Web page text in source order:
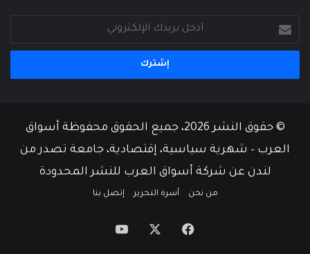
بريدك
الإلكتروني
© حقوق النشر 2026، جميع الحقوق محفوظة أسواق
العرب – شهرية سياسية، إقتصادية، جامعة تصدر من
لندن عن شركة أسواق العرب للنشر المحدودة
من نحن أسرة التحرير إتصل بنا
فيسبوك ‫YouTube